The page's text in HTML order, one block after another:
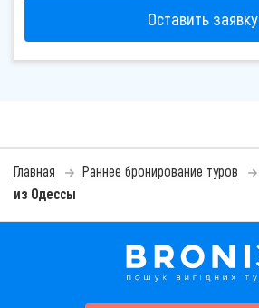
Оставить заявку
Главная Раннее бронирование туров
из Одессы